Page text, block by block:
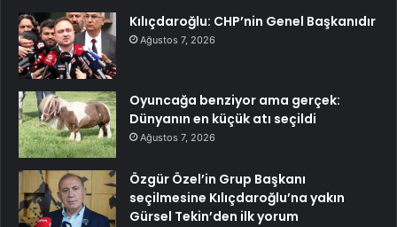
Kılıçdaroğlu: CHP’nin Genel Başkanıdır
Ağustos 7, 2026
Oyuncağa benziyor ama gerçek:
Dünyanın en küçük atı seçildi
Ağustos 7, 2026
Özgür Özel’in Grup Başkanı
seçilmesine Kılıçdaroğlu’na yakın
Gürsel Tekin’den ilk yorum